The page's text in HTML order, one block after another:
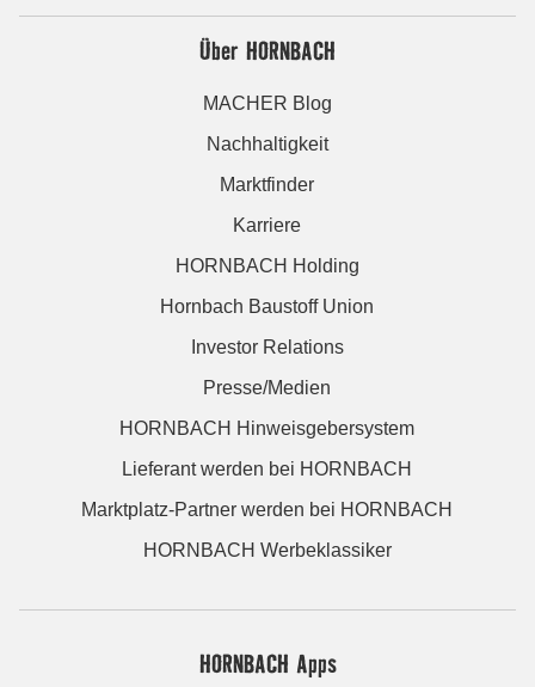
Über HORNBACH
MACHER Blog
Nachhaltigkeit
Marktfinder
Karriere
HORNBACH Holding
Hornbach Baustoff Union
Investor Relations
Presse/Medien
HORNBACH Hinweisgebersystem
Lieferant werden bei HORNBACH
Marktplatz-Partner werden bei HORNBACH
HORNBACH Werbeklassiker
HORNBACH Apps